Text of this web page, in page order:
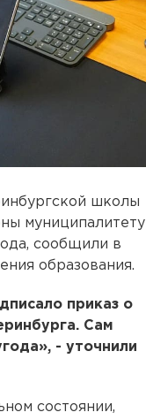
школы
муниципалитету
сообщили в
образования.
приказ о
Сам
- уточнили
состоянии,